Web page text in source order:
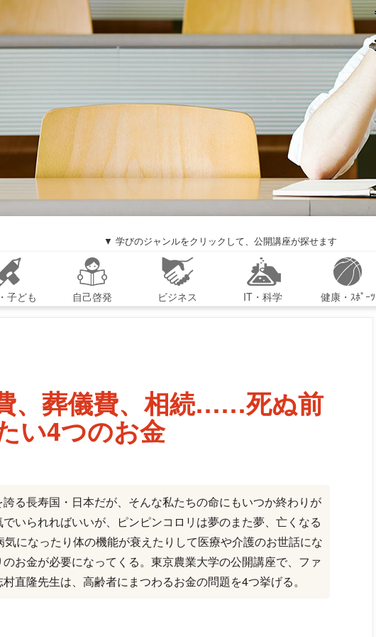
▼ 学びのジャンルをクリックして、公開講座が探せます
子ども 自己啓発 ビジネス IT・科学 健康・ｽﾎﾟｰﾂ
、葬儀費、相続……死ぬ前
い4つのお金
る長寿国・日本だが、そんな私たちの命にもいつか終わりが
いられればいいが、ピンピンコロリは夢のまた夢、亡くなる
になったり体の機能が衰えたりして医療や介護のお世話にな
お金が必要になってくる。東京農業大学の公開講座で、ファ
直隆先生は、高齢者にまつわるお金の問題を4つ挙げる。